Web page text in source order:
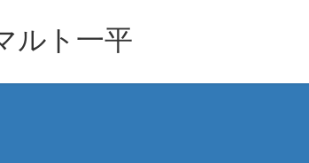
ルト一平